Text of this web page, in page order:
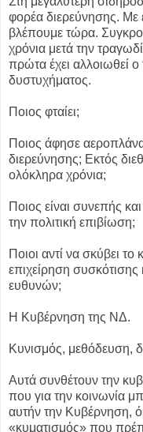
φορέα διερεύνησης.
βλέπουμε τώρα.
χρόνια μετά την
πρώτα έχει αλλοιωθεί ο
δυστυχήματος.
Ποιος φταίει;
Ποιος άφησε
διερεύνησης; Εκτός
ολόκληρα χρόνια;
Ποιος είναι συνεπής
την πολιτική επιβίωση;
Ποιοι αντί να σκύβει
επιχείρηση
ευθυνών;
Η Κυβέρνηση της ΝΔ.
Κυνισμός, μεθόδευση,
Αυτά συνθέτουν την
που για την κοινωνία
αυτήν την Κυβέρνηση,
«κυματισμός» που